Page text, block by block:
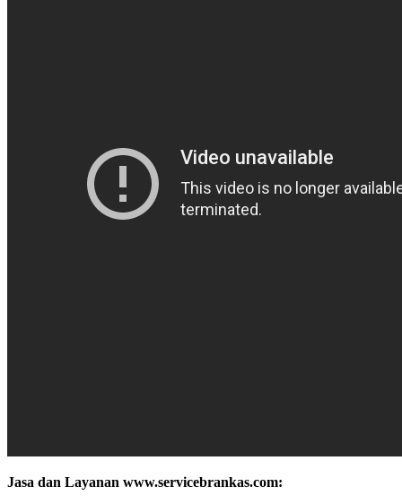
Jasa dan Layanan www.servicebrankas.com: